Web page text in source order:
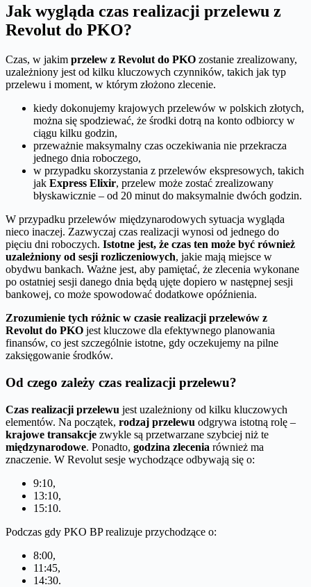
Jak wygląda czas realizacji przelewu z
Revolut do PKO?
Czas, w jakim przelew z Revolut do PKO zostanie zrealizowany,
uzależniony jest od kilku kluczowych czynników, takich jak typ
przelewu i moment, w którym złożono zlecenie.
kiedy dokonujemy krajowych przelewów w polskich złotych,
można się spodziewać, że środki dotrą na konto odbiorcy w
ciągu kilku godzin,
przeważnie maksymalny czas oczekiwania nie przekracza
jednego dnia roboczego,
w przypadku skorzystania z przelewów ekspresowych, takich
jak Express Elixir, przelew może zostać zrealizowany
błyskawicznie – od 20 minut do maksymalnie dwóch godzin.
W przypadku przelewów międzynarodowych sytuacja wygląda
nieco inaczej. Zazwyczaj czas realizacji wynosi od jednego do
pięciu dni roboczych. Istotne jest, że czas ten może być również
uzależniony od sesji rozliczeniowych, jakie mają miejsce w
obydwu bankach. Ważne jest, aby pamiętać, że zlecenia wykonane
po ostatniej sesji danego dnia będą ujęte dopiero w następnej sesji
bankowej, co może spowodować dodatkowe opóźnienia.
Zrozumienie tych różnic w czasie realizacji przelewów z
Revolut do PKO jest kluczowe dla efektywnego planowania
finansów, co jest szczególnie istotne, gdy oczekujemy na pilne
zaksięgowanie środków.
Od czego zależy czas realizacji przelewu?
Czas realizacji przelewu jest uzależniony od kilku kluczowych
elementów. Na początek, rodzaj przelewu odgrywa istotną rolę –
krajowe transakcje zwykle są przetwarzane szybciej niż te
międzynarodowe. Ponadto, godzina zlecenia również ma
znaczenie. W Revolut sesje wychodzące odbywają się o:
9:10,
13:10,
15:10.
Podczas gdy PKO BP realizuje przychodzące o:
8:00,
11:45,
14:30.